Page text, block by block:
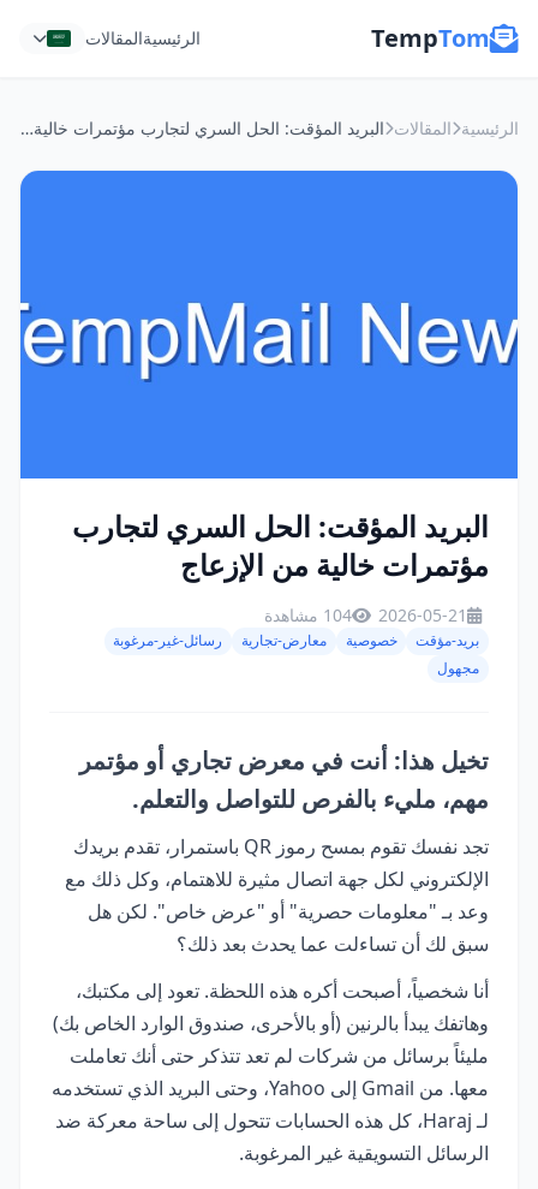
TempTom الرئيسيةالمقالات
الرئيسية المقالات البريد المؤقت: الحل السري لتجارب مؤتمرات خالية من الإزعاج
البريد المؤقت: الحل السري لتجارب
مؤتمرات خالية من الإزعاج
2026-05-21 104 مشاهدة
بريد-مؤقت خصوصية معارض-تجارية
رسائل-غير-مرغوبة
مجهول
تخيل هذا: أنت في معرض تجاري أو مؤتمر
مهم، مليء بالفرص للتواصل والتعلم.
تجد نفسك تقوم بمسح رموز QR باستمرار، تقدم بريدك
الإلكتروني لكل جهة اتصال مثيرة للاهتمام، وكل ذلك مع
وعد بـ "معلومات حصرية" أو "عرض خاص". لكن هل
سبق لك أن تساءلت عما يحدث بعد ذلك؟
أنا شخصياً، أصبحت أكره هذه اللحظة. تعود إلى مكتبك،
وهاتفك يبدأ بالرنين (أو بالأحرى، صندوق الوارد الخاص بك)
مليئاً برسائل من شركات لم تعد تتذكر حتى أنك تعاملت
معها. من Gmail إلى Yahoo، وحتى البريد الذي تستخدمه
لـ Haraj، كل هذه الحسابات تتحول إلى ساحة معركة ضد
الرسائل التسويقية غير المرغوبة.